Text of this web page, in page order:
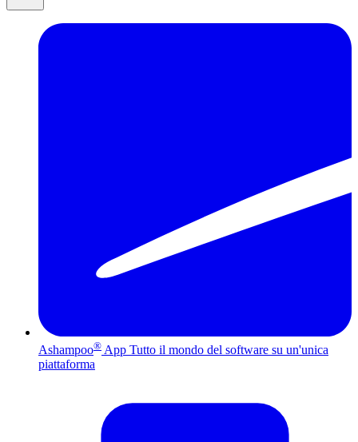
Ashampoo® App Tutto il mondo del software su un'unica
piattaforma